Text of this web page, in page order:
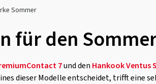
Sommer
für den
7und den Hankook Ventus
dieser Modelle entscheidet, trifft